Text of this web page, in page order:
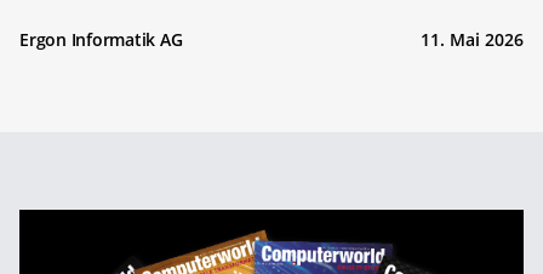
Ergon Informatik AG 11. Mai 2026